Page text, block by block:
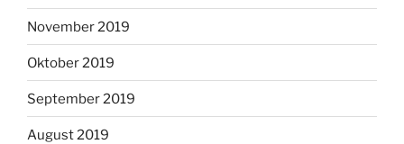
November 2019
Oktober 2019
September 2019
August 2019